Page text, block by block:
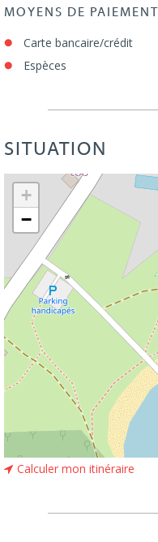
MOYENS DE PAIEMENT
Carte bancaire/crédit
Espèces
SITUATION
+
−
Calculer mon itinéraire